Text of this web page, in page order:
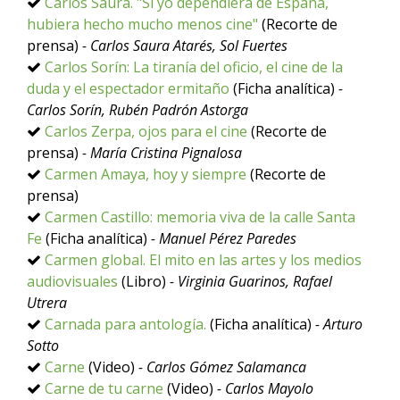
hubiera hecho mucho menos cine" (Recorte de
prensa) - Carlos Saura Atarés, Sol Fuertes
Carlos Sorín: La tiranía del oficio, el cine de la
duda y el espectador ermitaño (Ficha analítica) -
Carlos Sorín, Rubén Padrón Astorga
Carlos Zerpa, ojos para el cine (Recorte de
prensa) - María Cristina Pignalosa
Carmen Amaya, hoy y siempre (Recorte de
prensa)
Carmen Castillo: memoria viva de la calle Santa
Fe (Ficha analítica) - Manuel Pérez Paredes
Carmen global. El mito en las artes y los medios
audiovisuales (Libro) - Virginia Guarinos, Rafael
Utrera
Carnada para antología. (Ficha analítica) - Arturo
Sotto
Carne (Video) - Carlos Gómez Salamanca
Carne de tu carne (Video) - Carlos Mayolo